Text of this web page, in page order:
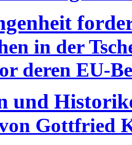
in der
deren EU-
und
Gottfried